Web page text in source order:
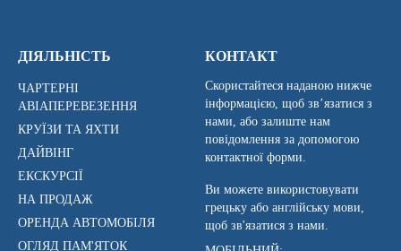
ДІЯЛЬНІСТЬ
ЧАРТЕРНІ
АВІАПЕРЕВЕЗЕННЯ
КРУЇЗИ ТА ЯХТИ
ДАЙВІНГ
ЕКСКУРСІЇ
НА ПРОДАЖ
ОРЕНДА АВТОМОБІЛЯ
ОГЛЯД ПАМ'ЯТОК
КОНТАКТ
Скористайтеся наданою нижче
інформацією, щоб зв’язатися з
нами, або залиште нам
повідомлення за допомогою
контактної форми.
Ви можете використовувати
грецьку або англійську мови,
щоб зв'язатися з нами.